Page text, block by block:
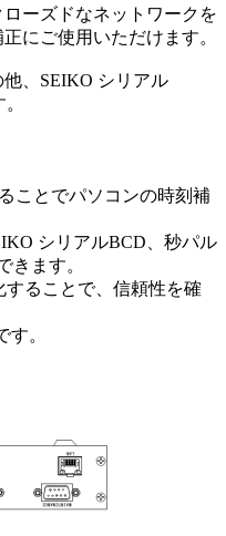
ーズドなネットワークを
にご使用いただけます。
、SEIKO シリアル
ことでパソコンの時刻補
シリアルBCD、秒パル
きます。
することで、信頼性を確
。